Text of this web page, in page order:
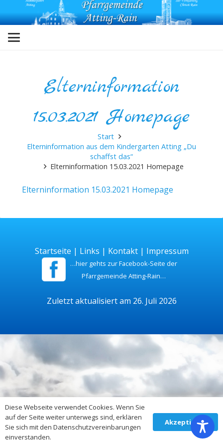
Elterninformation
15.03.2021 Homepage
Start
Elterninformation aus dem Kindergarten Atting „Du
schaffst das“
Elterninformation 15.03.2021 Homepage
Elterninformation 15.03.2021 Homepage
Startseite | Links | Kontakt| Impressum
…hier gehts zur Facebook-Seite der
Pfarrgemeinde Atting-Rain…
Zuletzt aktualisiert am 26. Juli 2026
Diese Webseite verwendet Cookies. Wenn Sie
auf der Seite weiter unterwegs sind, erklären
Sie sich mit den Datenschutzvereinbarungen
einverstanden.
Akzeptieren